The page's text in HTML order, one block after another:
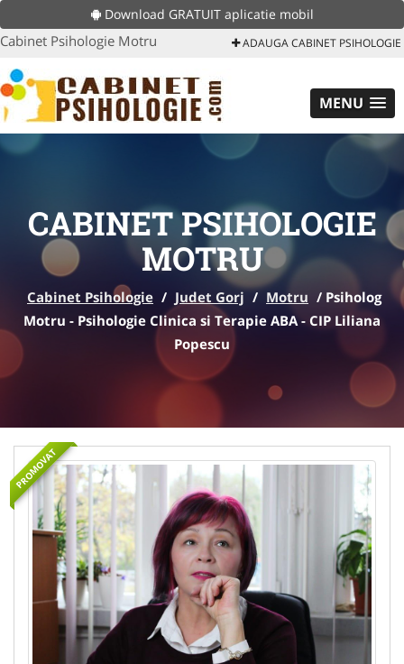
Download GRATUIT aplicatie mobil
Cabinet Psihologie Motru ADAUGA CABINET PSIHOLOGIE
MENU
CABINET PSIHOLOGIE
MOTRU
Cabinet Psihologie / Judet Gorj / Motru / Psiholog
Motru - Psihologie Clinica si Terapie ABA - CIP Liliana
Popescu
PROMOVAT